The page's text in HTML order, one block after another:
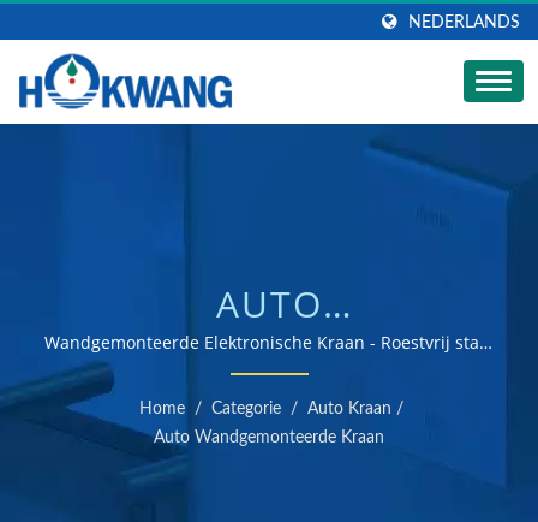
NEDERLANDS
AUTO
WANDGEMONTEERDE
KRAAN | RVS
ZEEPDISPENSER
FABRIKANT |
Wandgemonteerde Elektronische Kraan - Roestvrij staal
en Messing Verchroomd / ISO 9001 & 14001
gecertificeerde handdroger en zeepdispenser fabrikant
Home / Categorie / Auto Kraan /
Auto Wandgemonteerde Kraan